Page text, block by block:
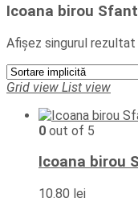
Icoana birou
Afișez singurul rezultat
Grid view List view
0 out of 5
Icoana birou
10.80 lei